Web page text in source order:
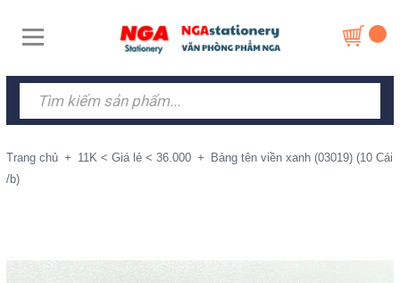
Trang chủ + 11K < Giá lẻ < 36.000 +
Bảng tên viền xanh (03019) (10 Cái
/b)